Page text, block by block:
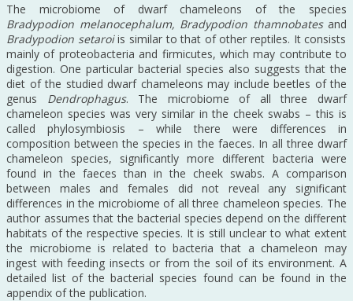
The microbiome of dwarf chameleons of the species
Bradypodion melanocephalum, Bradypodion thamnobates and
Bradypodion setaroiis similar to that of other reptiles. It consists
mainly of proteobacteria and firmicutes, which may contribute to
digestion. One particular bacterial species also suggests that the
diet of the studied dwarf chameleons may include beetles of the
genus Dendrophagus. The microbiome of all three dwarf
chameleon species was very similar in the cheek swabs – this is
called phylosymbiosis – while there were differences in
composition between the species in the faeces. In all three dwarf
chameleon species, significantly more different bacteria were
found in the faeces than in the cheek swabs. A comparison
between males and females did not reveal any significant
differences in the microbiome of all three chameleon species. The
author assumes that the bacterial species depend on the different
habitats of the respective species. It is still unclear to what extent
the microbiome is related to bacteria that a chameleon may
ingest with feeding insects or from the soil of its environment. A
detailed list of the bacterial species found can be found in the
appendix of the publication.